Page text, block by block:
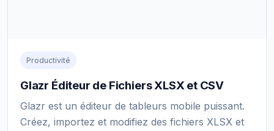
Productivité
Glazr Éditeur de Fichiers XLSX et CSV
Glazr est un éditeur de tableurs mobile puissant.
Créez, importez et modifiez des fichiers XLSX et